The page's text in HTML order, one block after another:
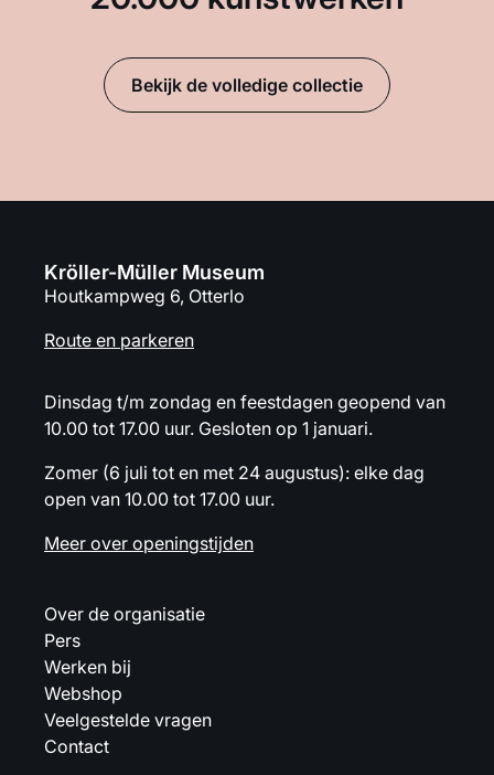
Bekijk de volledige collectie
Kröller-Müller Museum
Houtkampweg 6, Otterlo
Route en parkeren
Dinsdag t/m zondag en feestdagen geopend van
10.00 tot 17.00 uur. Gesloten op 1 januari.
Zomer (6 juli tot en met 24 augustus): elke dag
open van 10.00 tot 17.00 uur.
Meer over openingstijden
Over de organisatie
Pers
Werken bij
Webshop
Veelgestelde vragen
Contact